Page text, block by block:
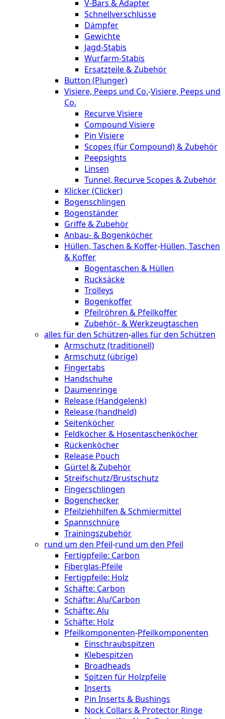
V-Bars & Adapter
Schnellverschlüsse
Dämpfer
Gewichte
Jagd-Stabis
Wurfarm-Stabis
Ersatzteile & Zubehör
Button (Plunger)
Visiere, Peeps und Co.-Visiere, Peeps und
Co.
Recurve Visiere
Compound Visiere
Pin Visiere
Scopes (für Compound) & Zubehör
Peepsights
Linsen
Tunnel, Recurve Scopes & Zubehör
Klicker (Clicker)
Bogenschlingen
Bogenständer
Griffe & Zubehör
Anbau- & Bogenköcher
Hüllen, Taschen & Koffer-Hüllen, Taschen
& Koffer
Bogentaschen & Hüllen
Rucksäcke
Trolleys
Bogenkoffer
Pfeilröhren & Pfeilkoffer
Zubehör- & Werkzeugtaschen
alles für den Schützen-alles für den Schützen
Armschutz (traditionell)
Armschutz (übrige)
Fingertabs
Handschuhe
Daumenringe
Release (Handgelenk)
Release (handheld)
Seitenköcher
Feldköcher & Hosentaschenköcher
Rückenköcher
Release Pouch
Gürtel & Zubehör
Streifschutz/Brustschutz
Fingerschlingen
Bogenchecker
Pfeilziehhilfen & Schmiermittel
Spannschnüre
Trainingszubehör
rund um den Pfeil-rund um den Pfeil
Fertigpfeile: Carbon
Fiberglas-Pfeile
Fertigpfeile: Holz
Schäfte: Carbon
Schäfte: Alu/Carbon
Schäfte: Alu
Schäfte: Holz
Pfeilkomponenten-Pfeilkomponenten
Einschraubspitzen
Klebespitzen
Broadheads
Spitzen für Holzpfeile
Inserts
Pin Inserts & Bushings
Nock Collars & Protector Ringe